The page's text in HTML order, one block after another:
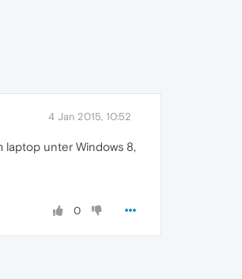
4 Jan 2015, 10:52
laptop unter Windows 8,
0